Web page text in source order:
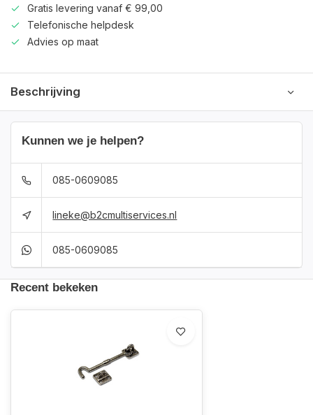
Gratis levering vanaf € 99,00
Telefonische helpdesk
Advies op maat
Beschrijving
Kunnen we je helpen?
085-0609085
lineke@b2cmultiservices.nl
085-0609085
Recent bekeken